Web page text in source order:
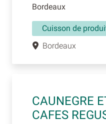
Bordeaux
Cuisson de
Bordeaux
CAUNEGRE
CAFES